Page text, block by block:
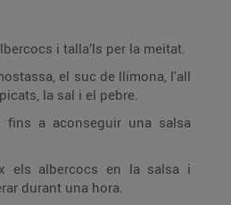
i talla’ls per la meitat.
el suc de llimona, l'all
la sal i el pebre.
fins a aconseguir una salsa
els albercocs en la salsa i
durant una hora.